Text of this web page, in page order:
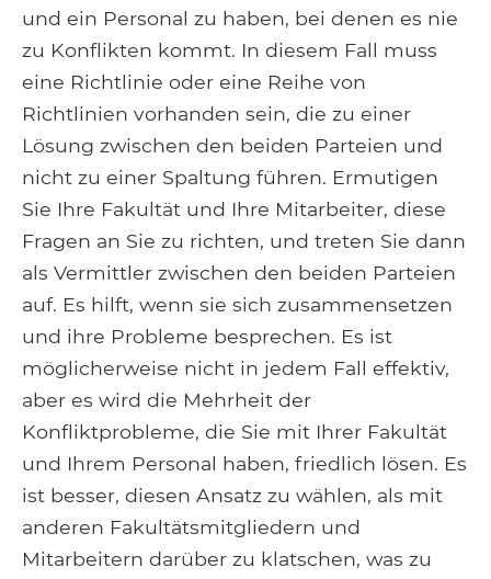
und ein Personal zu haben, bei denen es nie
zu Konflikten kommt. In diesem Fall muss
eine Richtlinie oder eine Reihe von
Richtlinien vorhanden sein, die zu einer
Lösung zwischen den beiden Parteien und
nicht zu einer Spaltung führen. Ermutigen
Sie Ihre Fakultät und Ihre Mitarbeiter, diese
Fragen an Sie zu richten, und treten Sie dann
als Vermittler zwischen den beiden Parteien
auf. Es hilft, wenn sie sich zusammensetzen
und ihre Probleme besprechen. Es ist
möglicherweise nicht in jedem Fall effektiv,
aber es wird die Mehrheit der
Konfliktprobleme, die Sie mit Ihrer Fakultät
und Ihrem Personal haben, friedlich lösen. Es
ist besser, diesen Ansatz zu wählen, als mit
anderen Fakultätsmitgliedern und
Mitarbeitern darüber zu klatschen, was zu